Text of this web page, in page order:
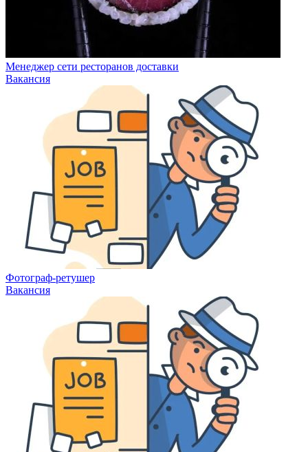
Менеджер сети ресторанов доставки
Вакансия
Фотограф-ретушер
Вакансия